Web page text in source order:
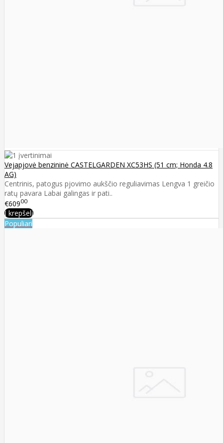
Vejapjovė benzininė CASTELGARDEN XC53HS (51 cm; Honda 4.8
AG)
Centrinis, patogus pjovimo aukščio reguliavimas Lengva 1 greičio
ratų pavara Labai galingas ir pati..
€60900
Į krepšelį
Populiari